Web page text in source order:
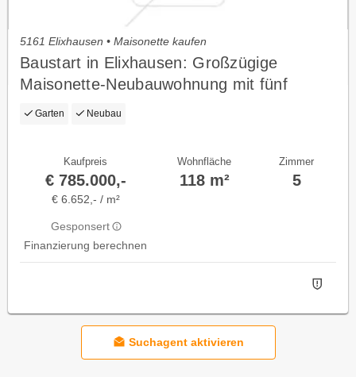
5161 Elixhausen • Maisonette kaufen
Baustart in Elixhausen: Großzügige
Maisonette-Neubauwohnung mit fünf
Zimmern auf zwei Ebenen
Garten Neubau
Kaufpreis
€ 785.000,-
€ 6.652,- / m²
Gesponsert
Finanzierung berechnen
Wohnfläche
118 m²
Zimmer
5
Suchagent aktivieren